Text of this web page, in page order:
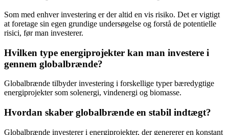
Som med enhver investering er der altid en vis risiko. Det er vigtigt
at foretage sin egen grundige undersøgelse og forstå de potentielle
risici, før man investerer.
Hvilken type energiprojekter kan man investere i
gennem globalbrænde?
Globalbrænde tilbyder investering i forskellige typer bæredygtige
energiprojekter som solenergi, vindenergi og biomasse.
Hvordan skaber globalbrænde en stabil indtægt?
Globalbrænde investerer i energiprojekter, der genererer en konstant